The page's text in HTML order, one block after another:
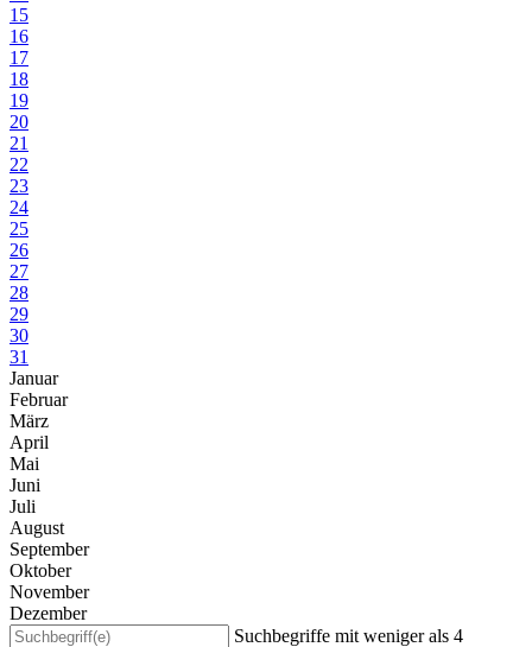
15
16
17
18
19
20
21
22
23
24
25
26
27
28
29
30
31
Januar
Februar
März
April
Mai
Juni
Juli
August
September
Oktober
November
Dezember
Suchbegriffe mit weniger als 4